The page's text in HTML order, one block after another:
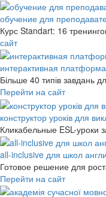
обучение для
Курс Standart: 16
сайт
интерактивная
Більше 40 типів завдань
Перейти на сайт
конструктор уроків для
Кликабельные ESL-уроки
all-inclusive для школ
Готовое решение для
Перейти на сайт